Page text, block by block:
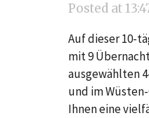
Posted at
Auf dieser 10-
mit 9
ausgewählten
und im
Ihnen eine